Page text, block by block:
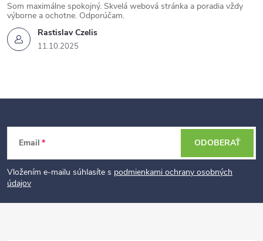
Rastislav Czelis
11.10.2025
Som maximálne spokojný. Skvelá webová stránka a poradia vždy
výborne a ochotne. Odporúčam.
t
Email
Vložením e-mailu súhlasíte s podmienkami ochrany osobných
údajov
ODOBERAŤ